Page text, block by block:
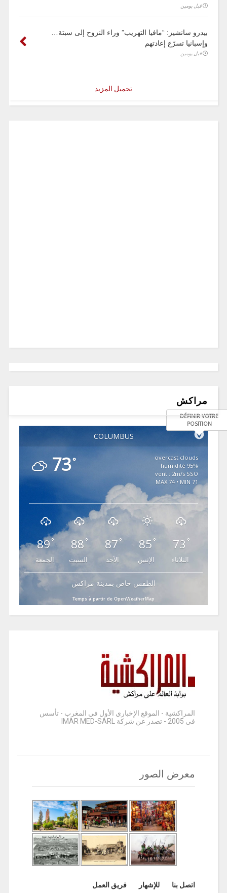
قبل يومين
بيدرو سانشيز: “مافيا التهريب” وراء النزوح إلى سبتة…
وإسبانيا تسرّع إعادتهم
قبل يومين
تحميل المزيد
مراكش
COLUMBUS
DÉFINIR VOTRE
POSITION
73°
overcast clouds
95% humidité
vent : 2m/s SSO
MAX 74 • MIN 71
89°
الجمعة
88 °
السبت
87°
الأحد
85 °
الإثنين
73 °
الثلاثاء
الطقس خاص بمدينة مراكش
Temps à partir de OpenWeatherMap
المراكشية - الموقع الإخباري الأول في المغرب - تأسس
في 2005 - تصدر عن شركة IMAR MED-SARL
معرض الصور
اتصل بنا للإشهار فريق العمل